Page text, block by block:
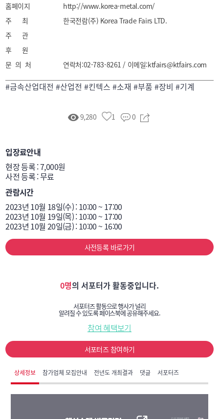
홈페이지
http://www.korea-metal.com/
주 최
한국전람(주) Korea Trade Fairs LTD.
주 관
후 원
문 의 처
연락처:02-783-8261 / 이메일:ktfairs@ktfairs.com
#금속산업대전 #산업전 #킨텍스 #소재 #부품 #장비 #기계
9,280 1 0
입장료안내
현장 등록 : 7,000원
관람시간
2023년 10월 18일(수) : 10:00 ~ 17:00
2023년 10월 19일(목) : 10:00 ~ 17:00
2023년 10월 20일(금) : 10:00 ~ 16:00
사전등록 바로가기
0명의 서포터가 활동중입니다.
서포터즈 활동으로 행사가 널리
알려질 수 있도록 페이스북에 공유해주세요.
참여 혜택보기
서포터즈 참여하기
상세정보 참가업체 모집안내 전년도 개최결과 댓글 서포터즈